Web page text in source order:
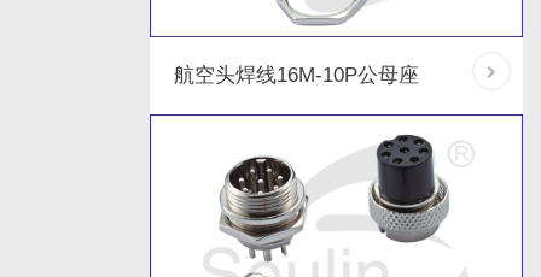
航空头焊线16M-10P公母座